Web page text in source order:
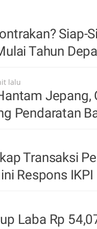
Siap-
Tahun
lalu
Jepang,
Pendaratan
Transaksi
Respons IKPI
Laba Rp